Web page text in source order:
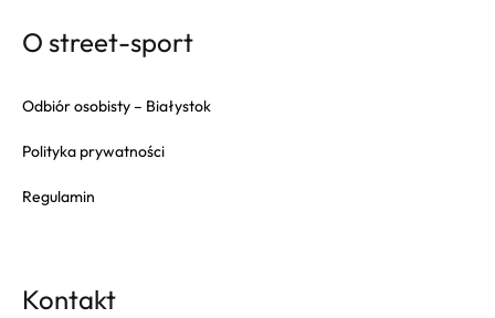
O street-sport
Odbiór osobisty – Białystok
Polityka prywatności
Regulamin
Kontakt